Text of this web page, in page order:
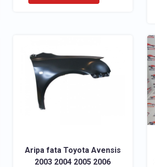
Aripa fata Toyota Avensis
2003 2004 2005 2006